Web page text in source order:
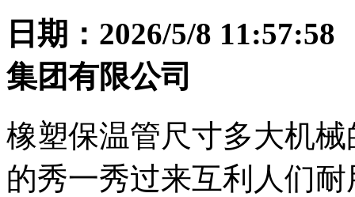
日期：2026/5/8
集团有限公司
橡塑保温管尺寸多大机
的秀一秀过来互利人们